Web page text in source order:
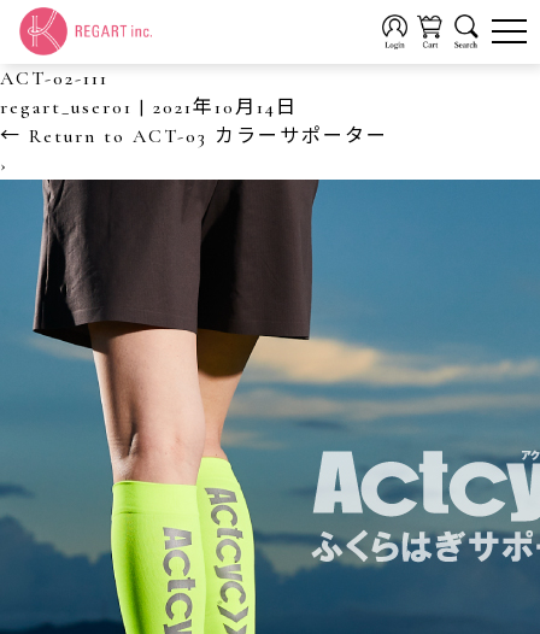
ACT-02-111
regart_user01 | 2021年10月14日
← Return to ACT-03 カラーサポーター
›